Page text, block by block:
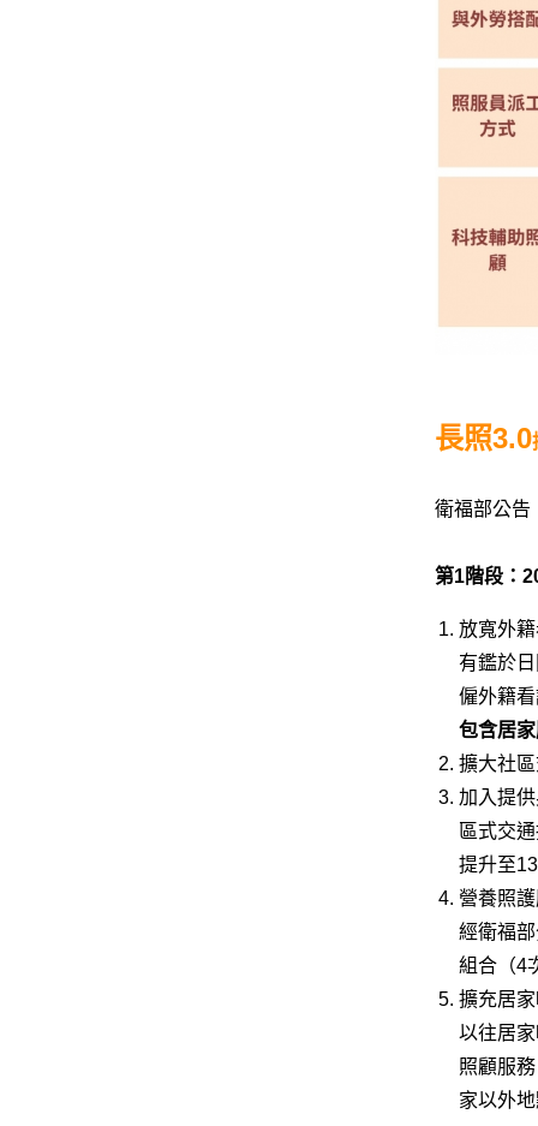
長照3.0
衛福部公告
第1階段：
放寬外
有鑑於
僱外籍
包含居
擴大社
加入提
區式交
提升至
營養照
經衛福
組合（4
擴充居
以往居
照顧服
家以外